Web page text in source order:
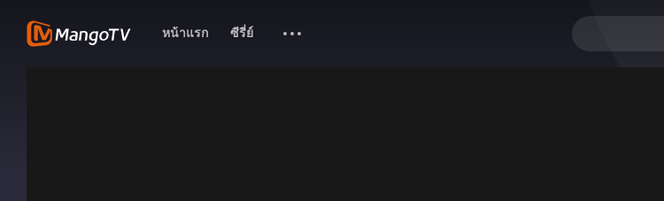
หน้าแรก ซีรี่ย์